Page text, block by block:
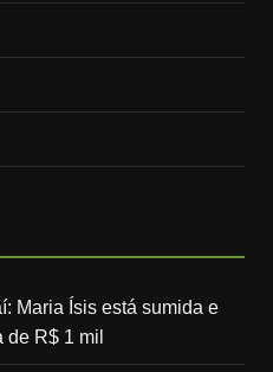
Maria Ísis está sumida e
R$ 1 mil